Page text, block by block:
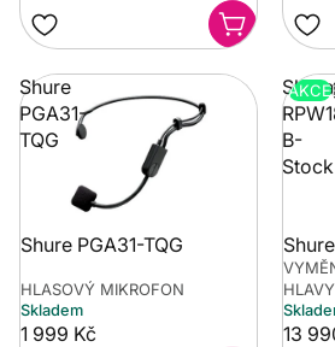
Shure
PGA31-
TQG
Shure PGA31-TQG
HLASOVÝ MIKROFON
Skladem
1 999 Kč
Shure
B-
Stock
AKCE
HLAVY
13